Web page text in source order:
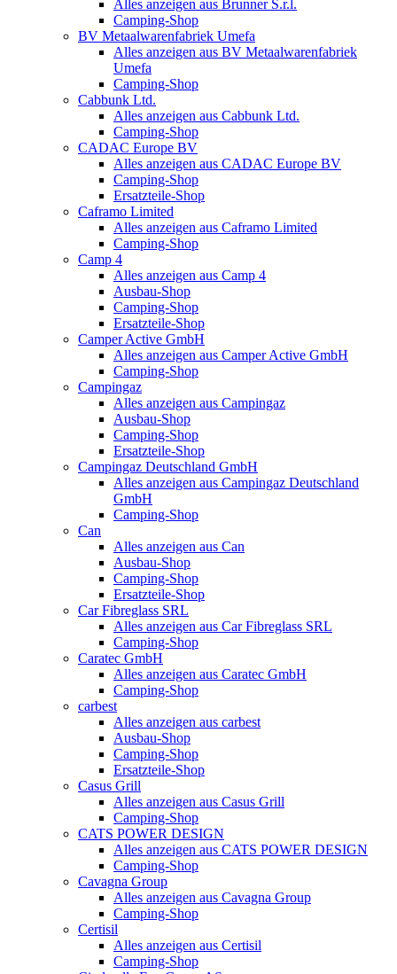
Alles anzeigen aus Brunner S.r.l.
Camping-Shop
BV Metaalwarenfabriek Umefa
Alles anzeigen aus BV Metaalwarenfabriek
Umefa
Camping-Shop
Cabbunk Ltd.
Alles anzeigen aus Cabbunk Ltd.
Camping-Shop
CADAC Europe BV
Alles anzeigen aus CADAC Europe BV
Camping-Shop
Ersatzteile-Shop
Caframo Limited
Alles anzeigen aus Caframo Limited
Camping-Shop
Camp 4
Alles anzeigen aus Camp 4
Ausbau-Shop
Camping-Shop
Ersatzteile-Shop
Camper Active GmbH
Alles anzeigen aus Camper Active GmbH
Camping-Shop
Campingaz
Alles anzeigen aus Campingaz
Ausbau-Shop
Camping-Shop
Ersatzteile-Shop
Campingaz Deutschland GmbH
Alles anzeigen aus Campingaz Deutschland
GmbH
Camping-Shop
Can
Alles anzeigen aus Can
Ausbau-Shop
Camping-Shop
Ersatzteile-Shop
Car Fibreglass SRL
Alles anzeigen aus Car Fibreglass SRL
Camping-Shop
Caratec GmbH
Alles anzeigen aus Caratec GmbH
Camping-Shop
carbest
Alles anzeigen aus carbest
Ausbau-Shop
Camping-Shop
Ersatzteile-Shop
Casus Grill
Alles anzeigen aus Casus Grill
Camping-Shop
CATS POWER DESIGN
Alles anzeigen aus CATS POWER DESIGN
Camping-Shop
Cavagna Group
Alles anzeigen aus Cavagna Group
Camping-Shop
Certisil
Alles anzeigen aus Certisil
Camping-Shop